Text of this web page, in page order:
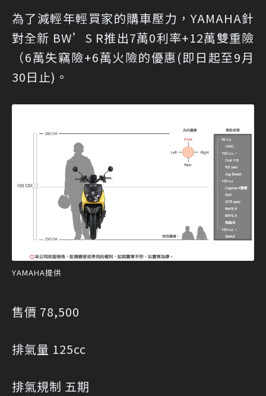
為了減輕年輕買家的購車壓力，YAMAHA針
對全新 BW’S R推出7萬0利率+12萬雙重險
（6萬失竊險+6萬火險的優惠(即日起至9月
30日止)。
YAMAHA提供
售價 78,500
排氣量 125cc
排氣規制 五期